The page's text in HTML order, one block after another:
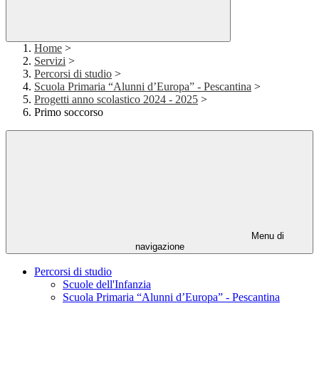
Home >
Servizi >
Percorsi di studio >
Scuola Primaria “Alunni d’Europa” - Pescantina >
Progetti anno scolastico 2024 - 2025 >
Primo soccorso
Menu di
navigazione
Percorsi di studio
Scuole dell'Infanzia
Scuola Primaria “Alunni d’Europa” - Pescantina